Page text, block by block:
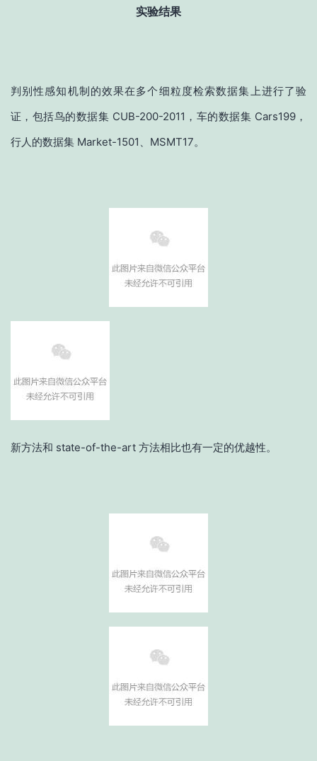
实验结果
判别性感知机制的效果在多个细粒度检索数据集上进行了验
证，包括鸟的数据集 CUB-200-2011，车的数据集 Cars199，
行人的数据集 Market-1501、MSMT17。
新方法和 state-of-the-art 方法相比也有一定的优越性。